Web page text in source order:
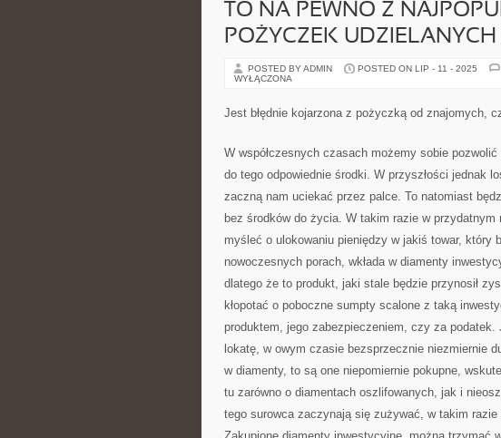
TO NA PEWNO Z
POŻYCZEK UDZIELANYCH
POSTED BY ADMIN POSTED ON LIP - 11 - 2025
WYŁĄCZONA
Jest błędnie kojarzona z pożyczką od znajomych,
W współczesnych czasach możemy sobie
do tego odpowiednie środki. W przyszłości jednak
zaczną nam uciekać przez palce. To natomiast
bez środków do życia. W takim razie w
myśleć o ulokowaniu pieniędzy w jakiś towar, który
nowoczesnych porach, wkłada w diamenty
dlatego że to produkt, jaki stale będzie przynosił
kłopotać o poboczne sumpty scalone z taką
produktem, jego zabezpieczeniem, czy za
lokatę, w owym czasie bezsprzecznie niezmiernie
w diamenty, to są one niepomiernie pokupne,
tu zarówno o diamentach oszlifowanych, jak i
tego surowca zaczynają się zużywać, w takim